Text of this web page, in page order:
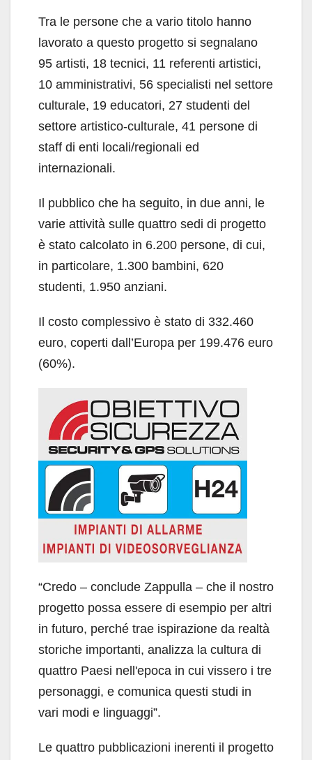
Tra le persone che a vario titolo hanno
lavorato a questo progetto si segnalano
95 artisti, 18 tecnici, 11 referenti artistici,
10 amministrativi, 56 specialisti nel settore
culturale, 19 educatori, 27 studenti del
settore artistico-culturale, 41 persone di
staff di enti locali/regionali ed
internazionali.
Il pubblico che ha seguito, in due anni, le
varie attività sulle quattro sedi di progetto
è stato calcolato in 6.200 persone, di cui,
in particolare, 1.300 bambini, 620
studenti, 1.950 anziani.
Il costo complessivo è stato di 332.460
euro, coperti dall’Europa per 199.476 euro
(60%).
“Credo – conclude Zappulla – che il nostro
progetto possa essere di esempio per altri
in futuro, perché trae ispirazione da realtà
storiche importanti, analizza la cultura di
quattro Paesi nell'epoca in cui vissero i tre
personaggi, e comunica questi studi in
vari modi e linguaggi”.
Le quattro pubblicazioni inerenti il progetto